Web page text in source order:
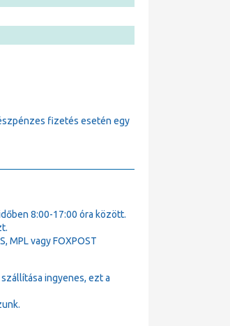
fizetés esetén egy
8:00-17:00 óra között.
MPL vagy FOXPOST
ingyenes, ezt a